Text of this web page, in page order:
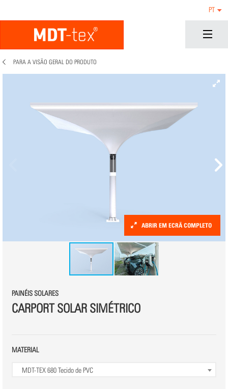
PT
PARA A VISÃO GERAL DO PRODUTO
ABRIR EM ECRÃ COMPLETO
PAINÉIS SOLARES
CARPORT SOLAR SIMÉTRICO
MATERIAL
MDT-TEX 680Tecido de PVC